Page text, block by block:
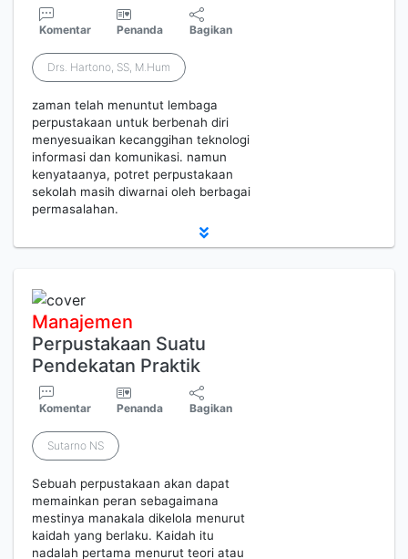
Komentar Penanda Bagikan
Drs. Hartono, SS, M.Hum
zaman telah menuntut lembaga
perpustakaan untuk berbenah diri
menyesuaikan kecanggihan teknologi
informasi dan komunikasi. namun
kenyataanya, potret perpustakaan
sekolah masih diwarnai oleh berbagai
permasalahan.
Manajemen
Perpustakaan Suatu
Pendekatan Praktik
Komentar Penanda Bagikan
Sutarno NS
Sebuah perpustakaan akan dapat
memainkan peran sebagaimana
mestinya manakala dikelola menurut
kaidah yang berlaku. Kaidah itu
nadalah pertama menurut teori atau